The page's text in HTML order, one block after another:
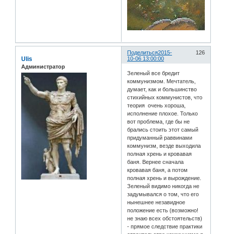
Поделиться 126
2015-
10-06 13:00:00
Ulis
Администратор
Зеленый все бредит
коммунизмом. Мечтатель,
думает, как и большинство
стихийных коммунистов, что
теория очень хороша,
исполнение плохое. Только
вот проблема, где бы не
брались стоить этот самый
придуманный раввинами
коммунизм, везде выходила
полная хрень и кровавая
баня. Вернее сначала
кровавая баня, а потом
полная хрень и вырождение.
Зеленый видимо никогда не
задумывался о том, что его
нынешнее незавидное
положение есть (возможно!
не знаю всех обстоятельств)
- прямое следствие практики